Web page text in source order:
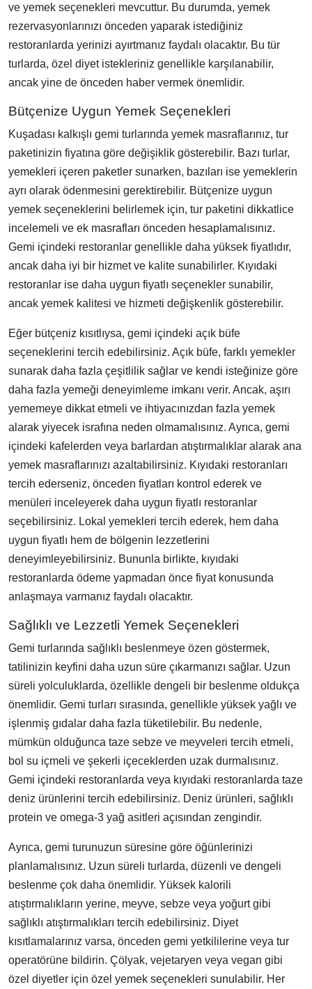
ve yemek seçenekleri mevcuttur. Bu durumda, yemek
rezervasyonlarınızı önceden yaparak istediğiniz
restoranlarda yerinizi ayırtmanız faydalı olacaktır. Bu tür
turlarda, özel diyet istekleriniz genellikle karşılanabilir,
ancak yine de önceden haber vermek önemlidir.
Bütçenize Uygun Yemek Seçenekleri
Kuşadası kalkışlı gemi turlarında yemek masraflarınız, tur
paketinizin fiyatına göre değişiklik gösterebilir. Bazı turlar,
yemekleri içeren paketler sunarken, bazıları ise yemeklerin
ayrı olarak ödenmesini gerektirebilir. Bütçenize uygun
yemek seçeneklerini belirlemek için, tur paketini dikkatlice
incelemeli ve ek masrafları önceden hesaplamalısınız.
Gemi içindeki restoranlar genellikle daha yüksek fiyatlıdır,
ancak daha iyi bir hizmet ve kalite sunabilirler. Kıyıdaki
restoranlar ise daha uygun fiyatlı seçenekler sunabilir,
ancak yemek kalitesi ve hizmeti değişkenlik gösterebilir.
Eğer bütçeniz kısıtlıysa, gemi içindeki açık büfe
seçeneklerini tercih edebilirsiniz. Açık büfe, farklı yemekler
sunarak daha fazla çeşitlilik sağlar ve kendi isteğinize göre
daha fazla yemeği deneyimleme imkanı verir. Ancak, aşırı
yememeye dikkat etmeli ve ihtiyacınızdan fazla yemek
alarak yiyecek israfına neden olmamalısınız. Ayrıca, gemi
içindeki kafelerden veya barlardan atıştırmalıklar alarak ana
yemek masraflarınızı azaltabilirsiniz. Kıyıdaki restoranları
tercih ederseniz, önceden fiyatları kontrol ederek ve
menüleri inceleyerek daha uygun fiyatlı restoranlar
seçebilirsiniz. Lokal yemekleri tercih ederek, hem daha
uygun fiyatlı hem de bölgenin lezzetlerini
deneyimleyebilirsiniz. Bununla birlikte, kıyıdaki
restoranlarda ödeme yapmadan önce fiyat konusunda
anlaşmaya varmanız faydalı olacaktır.
Sağlıklı ve Lezzetli Yemek Seçenekleri
Gemi turlarında sağlıklı beslenmeye özen göstermek,
tatilinizin keyfini daha uzun süre çıkarmanızı sağlar. Uzun
süreli yolculuklarda, özellikle dengeli bir beslenme oldukça
önemlidir. Gemi turları sırasında, genellikle yüksek yağlı ve
işlenmiş gıdalar daha fazla tüketilebilir. Bu nedenle,
mümkün olduğunca taze sebze ve meyveleri tercih etmeli,
bol su içmeli ve şekerli içeceklerden uzak durmalısınız.
Gemi içindeki restoranlarda veya kıyıdaki restoranlarda taze
deniz ürünlerini tercih edebilirsiniz. Deniz ürünleri, sağlıklı
protein ve omega-3 yağ asitleri açısından zengindir.
Ayrıca, gemi turunuzun süresine göre öğünlerinizi
planlamalısınız. Uzun süreli turlarda, düzenli ve dengeli
beslenme çok daha önemlidir. Yüksek kalorili
atıştırmalıkların yerine, meyve, sebze veya yoğurt gibi
sağlıklı atıştırmalıkları tercih edebilirsiniz. Diyet
kısıtlamalarınız varsa, önceden gemi yetkililerine veya tur
operatörüne bildirin. Çölyak, vejetaryen veya vegan gibi
özel diyetler için özel yemek seçenekleri sunulabilir. Her